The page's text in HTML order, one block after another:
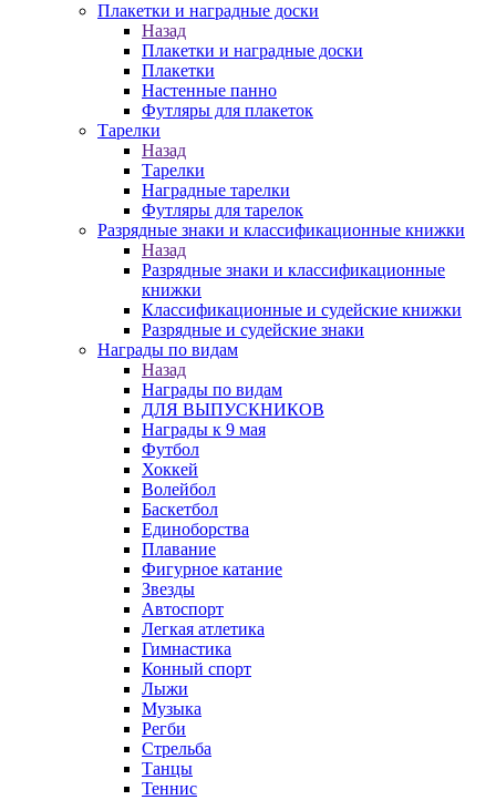
Плакетки и наградные доски
Назад
Плакетки и наградные доски
Плакетки
Настенные панно
Футляры для плакеток
Тарелки
Назад
Тарелки
Наградные тарелки
Футляры для тарелок
Разрядные знаки и классификационные книжки
Назад
Разрядные знаки и классификационные
книжки
Классификационные и судейские книжки
Разрядные и судейские знаки
Награды по видам
Назад
Награды по видам
ДЛЯ ВЫПУСКНИКОВ
Награды к 9 мая
Футбол
Хоккей
Волейбол
Баскетбол
Единоборства
Плавание
Фигурное катание
Звезды
Автоспорт
Легкая атлетика
Гимнастика
Конный спорт
Лыжи
Музыка
Регби
Стрельба
Танцы
Теннис